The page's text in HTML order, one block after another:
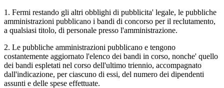
1. Fermi restando gli altri obblighi di pubblicita' legale, le pubbliche
amministrazioni pubblicano i bandi di concorso per il reclutamento,
a qualsiasi titolo, di personale presso l'amministrazione.
2. Le pubbliche amministrazioni pubblicano e tengono
costantemente aggiornato l'elenco dei bandi in corso, nonche' quello
dei bandi espletati nel corso dell'ultimo triennio, accompagnato
dall'indicazione, per ciascuno di essi, del numero dei dipendenti
assunti e delle spese effettuate.